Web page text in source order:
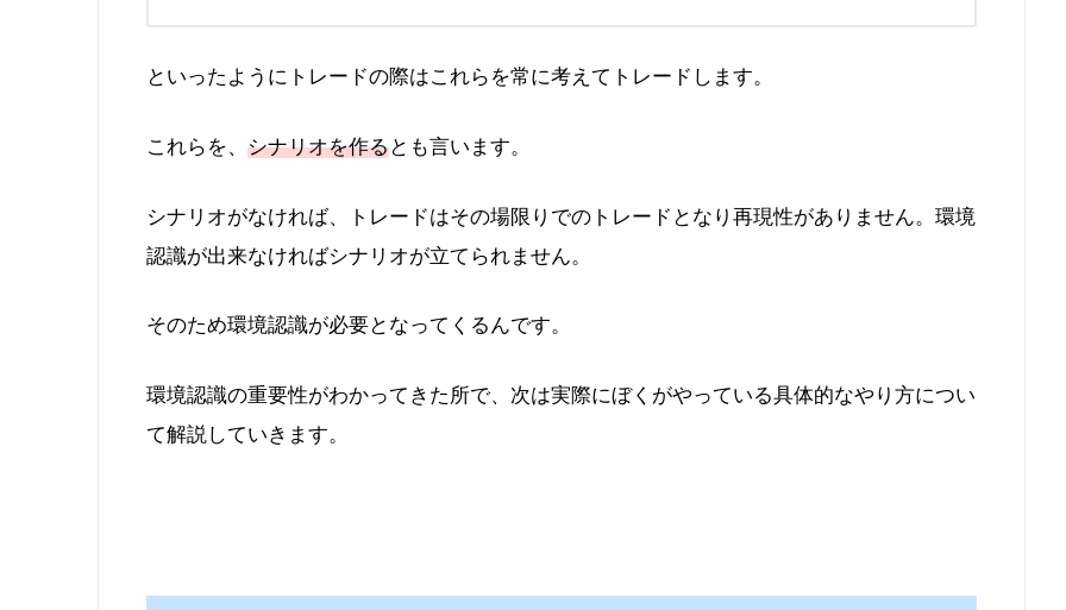
といったようにトレードの際はこれらを常に考えてトレードします。
これらを、 シナリオを作るとも言います。
シナリオがなければ、トレードはその場限りでのトレードとなり再現性がありません。環境
認識が出来なければシナリオが立てられません。
そのため環境認識が必要となってくるんです。
環境認識の重要性がわかってきた所で、次は実際にぼくがやっている具体的なやり方につい
て解説していきます。